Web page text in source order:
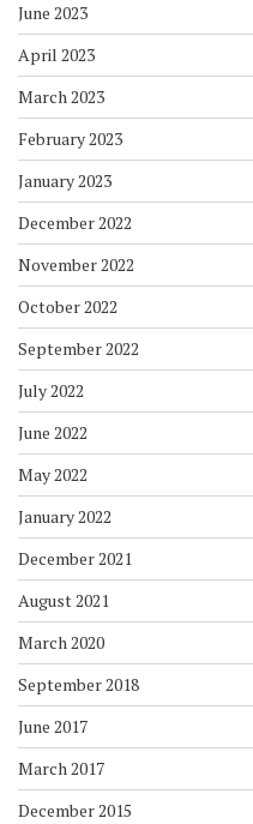
June 2023
April 2023
March 2023
February 2023
January 2023
December 2022
November 2022
October 2022
September 2022
July 2022
June 2022
May 2022
January 2022
December 2021
August 2021
March 2020
September 2018
June 2017
March 2017
December 2015